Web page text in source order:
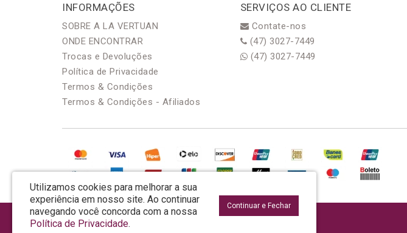
INFORMAÇÕES
SOBRE A LA VERTUAN
ONDE ENCONTRAR
Trocas e Devoluções
Política de Privacidade
Termos & Condições
Termos & Condições - Afiliados
SERVIÇOS AO CLIENTE
Contate-nos
(47) 3027-7449
(47) 3027-7449
Utilizamos cookies para melhorar a sua
experiência em nosso site. Ao continuar
navegando você concorda com a nossa
Política de Privacidade.
Continuar e Fechar
AROMA & MAGIA MANUF DE PROD COSMECEUTICOS LTDA EPP - CNPJ: 81.362.295/0001-48